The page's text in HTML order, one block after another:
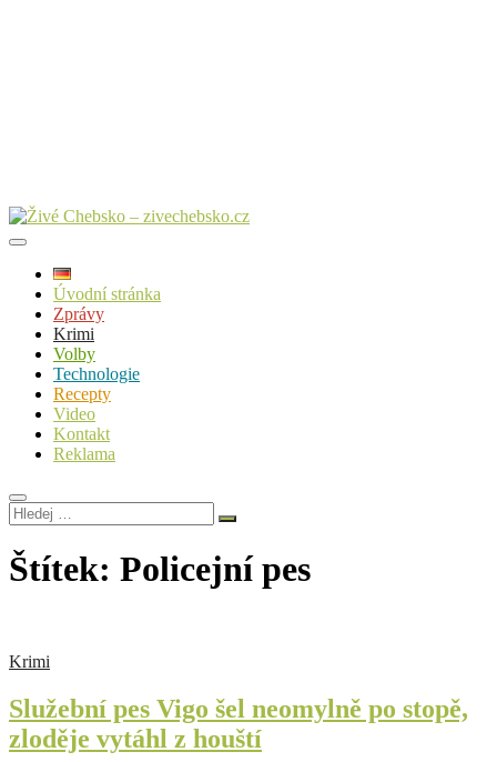
Úvodní stránka
Zprávy
Krimi
Volby
Technologie
Recepty
Video
Kontakt
Reklama
Hledej
…
Štítek: Policejní pes
Krimi
Služební pes Vigo šel neomylně po stopě,
zloděje vytáhl z houští